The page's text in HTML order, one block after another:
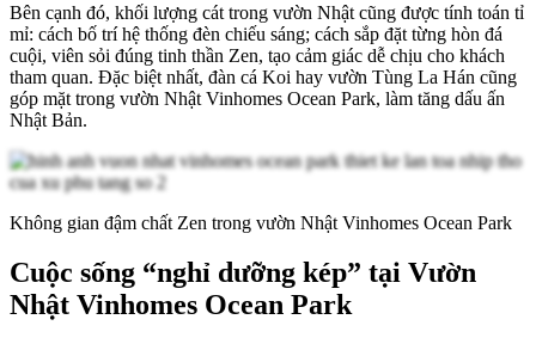
Bên cạnh đó, khối lượng cát trong vườn Nhật cũng được tính toán tỉ
mỉ: cách bố trí hệ thống đèn chiếu sáng; cách sắp đặt từng hòn đá
cuội, viên sỏi đúng tinh thần Zen, tạo cảm giác dễ chịu cho khách
tham quan. Đặc biệt nhất, đàn cá Koi hay vườn Tùng La Hán cũng
góp mặt trong vườn Nhật Vinhomes Ocean Park, làm tăng dấu ấn
Nhật Bản.
Không gian đậm chất Zen trong vườn Nhật Vinhomes Ocean Park
Cuộc sống “nghỉ dưỡng kép” tại Vườn
Nhật Vinhomes Ocean Park